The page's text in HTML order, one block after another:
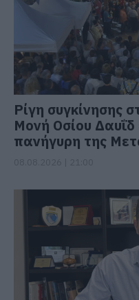
Ρίγη συγκίνησης
Μονή Οσίου
πανήγυρη της